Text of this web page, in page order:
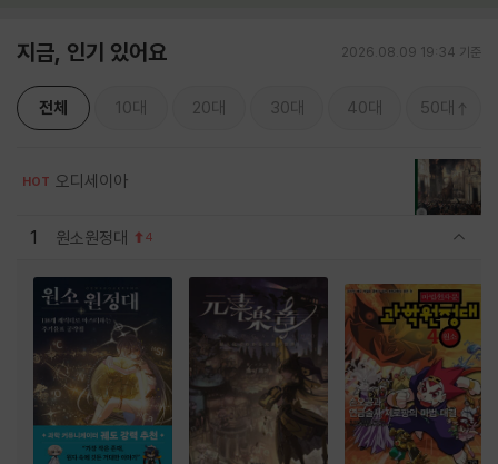
지금, 인기 있어요 2026.08.09 19:34 기준
전체 10대 20대 30대 40대 50대
HOT 오디세이아
1 원소원정대 4